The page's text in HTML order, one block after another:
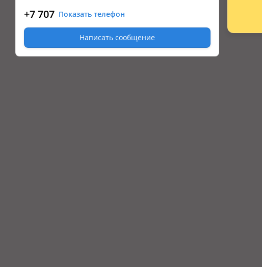
+7 707 Показать телефон
Написать сообщение